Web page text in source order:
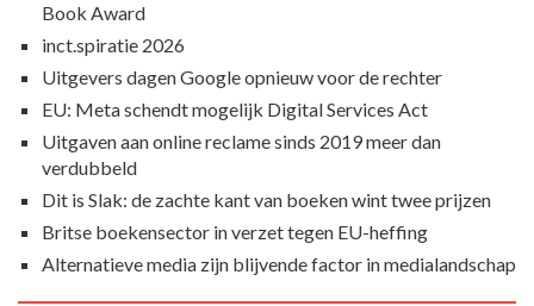
Book Award
inct.spiratie 2026
Uitgevers dagen Google opnieuw voor de rechter
EU: Meta schendt mogelijk Digital Services Act
Uitgaven aan online reclame sinds 2019 meer dan
verdubbeld
Dit is Slak: de zachte kant van boeken wint twee prijzen
Britse boekensector in verzet tegen EU-heffing
Alternatieve media zijn blijvende factor in medialandschap